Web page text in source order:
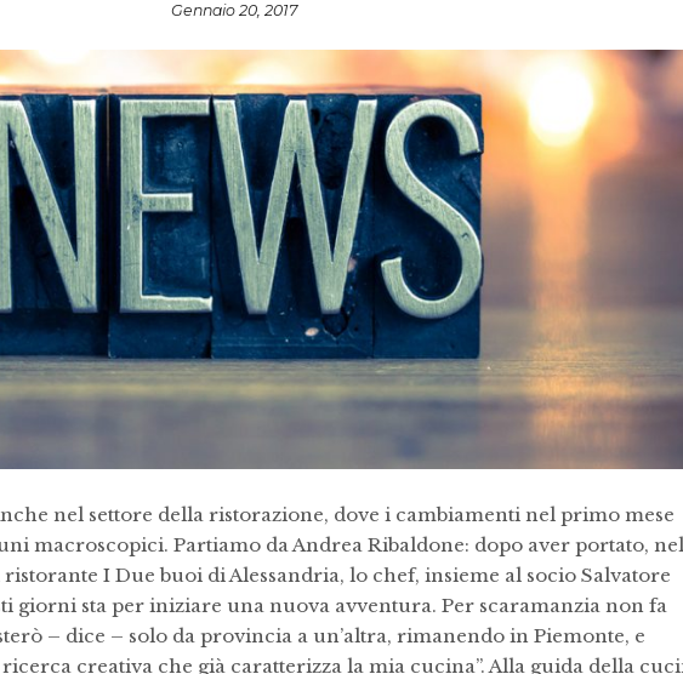
Gennaio 20, 2017
nel settore della ristorazione, dove i cambiamenti nel primo mese
macroscopici. Partiamo da Andrea Ribaldone: dopo aver portato, nel
I Due buoi di Alessandria, lo chef, insieme al socio Salvatore
giorni sta per iniziare una nuova avventura. Per scaramanzia non fa
– dice – solo da provincia a un’altra, rimanendo in Piemonte, e
creativa che già caratterizza la mia cucina”. Alla guida della